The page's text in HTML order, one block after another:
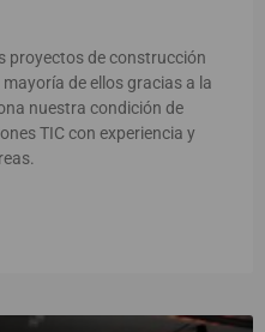
proyectos de construcción
de ellos gracias a la
nuestra condición de
TIC con experiencia y